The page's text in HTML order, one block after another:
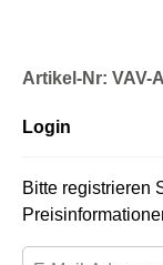
Artikel-Nr: VAV-
Login
Bitte registrieren